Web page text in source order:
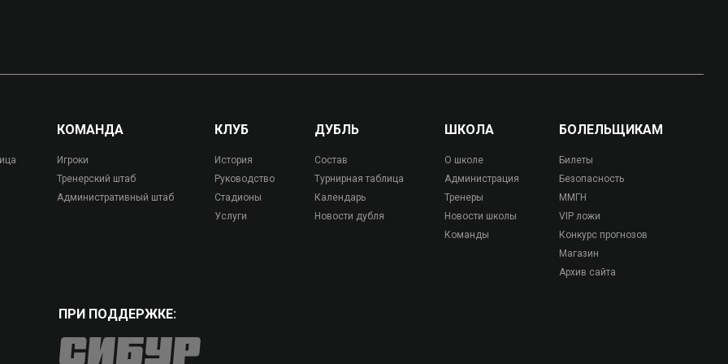
КОМАНДА
Игроки
Тренерский штаб
Административный штаб
КЛУБ
История
Руководство
Стадионы
Услуги
ДУБЛЬ
Состав
Турнирная таблица
Календарь
Новости дубля
ШКОЛА
О школе
Администрация
Тренеры
Новости школы
Команды
БОЛЕЛЬЩИКАМ
Билеты
Безопасность
ММГН
VIP ложи
Конкурс прогнозов
Магазин
Архив сайта
ПРИ ПОДДЕРЖКЕ: